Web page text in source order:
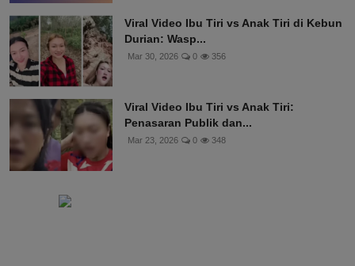
Viral Video Ibu Tiri vs Anak Tiri di Kebun
Durian: Wasp...
Mar 30, 2026 0 356
Viral Video Ibu Tiri vs Anak Tiri:
Penasaran Publik dan...
Mar 23, 2026 0 348